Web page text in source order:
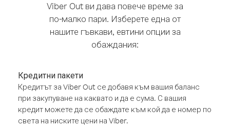
Viber Out ви дава повече време за
по-малко пари. Изберете една от
нашите гъвкави, евтини опции за
обаждания:
Кредитни пакети
Кредитът за Viber Out се добавя към вашия баланс
при закупуване на каквато и да е сума. С вашия
кредит можете да се обаждате към кой да е номер по
света на ниските цени на Viber.